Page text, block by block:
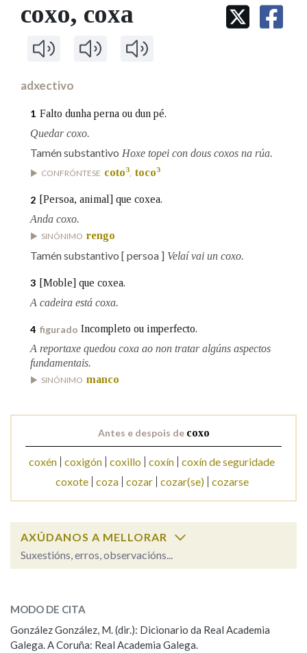
IDENTIDADE CORPORATIVA
MARCIAL DEL ADALID
CASA-MUSEO EMILIA PARDO
BAZÁN
FIGURAS HOMENAXEADAS
HISTORIA
Facebook
TwitterYoutubeInstagram
Bluesky
BUSCAR NOS LEMAS
Comeza por
Contén
BUSCAR NO CONTIDO
Nas definicións
Na fraseoloxía
Marcas gramaticais
Pertence a
LIMPAR
coxo, coxa
adxectivo
1 Falto dunha perna ou dun pé.
Quedar coxo.
Tamén substantivo Hoxe topei con dous coxos na rúa.
CONFRÓNTESE coto3 toco3
2 [Persoa, animal] que coxea.
Anda coxo.
SINÓNIMO rengo
Tamén substantivo [ persoa ] Velaí vai un coxo.
3 [Moble] que coxea.
A cadeira está coxa.
4 figurado Incompleto ou imperfecto.
A reportaxe quedou coxa ao non tratar algúns aspectos
fundamentais.
SINÓNIMO manco
Antes e despois de coxo
coxén coxigón coxillo coxín coxín de seguridade
coxote
coza cozar cozar(se) cozarse
AXÚDANOS A MELLORAR
Suxestións, erros, observacións...
ESCOLLE UNHA OPCIÓN:
Observación Hai un erro na palabra
MODO DE CITA
González González, M. (dir.): Dicionario da Real Academia
Galega. A Coruña: Real Academia Galega.